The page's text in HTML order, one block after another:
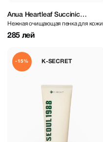
Anua Heartleaf Succinic
Moisture Cleansing Foam 150
мл
Нежная очищающая пенка для кожи
285 лей
K-SECRET
-15%